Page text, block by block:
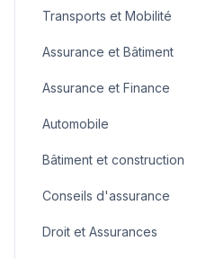
Transports et Mobilité
Assurance et Bâtiment
Assurance et Finance
Automobile
Bâtiment et construction
Conseils d'assurance
Droit et Assurances